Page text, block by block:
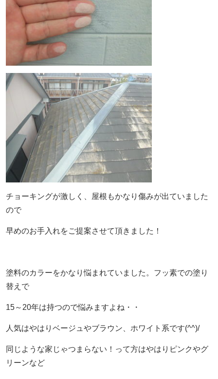
チョーキングが激しく、屋根もかなり傷みが出ていました
ので
早めのお手入れをご提案させて頂きました！
塗料のカラーをかなり悩まれていました。フッ素での塗り
替えで
15～20年は持つので悩みますよね・・
人気はやはりベージュやブラウン、ホワイト系です(^^)/
同じような家じゃつまらない！って方はやはりピンクやグ
リーンなど